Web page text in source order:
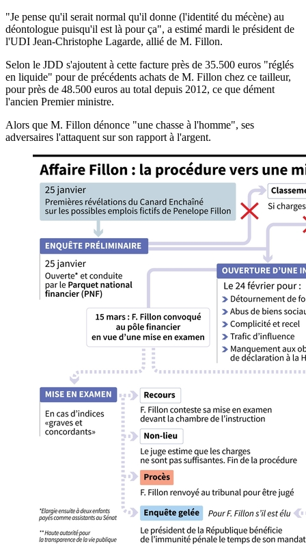
"Je pense qu'il serait normal qu'il donne (l'identité du mécène) au
déontologue puisqu'il est là pour ça", a estimé mardi le président de
l'UDI Jean-Christophe Lagarde, allié de M. Fillon.
Selon le JDD s'ajoutent à cette facture près de 35.500 euros "réglés
en liquide" pour de précédents achats de M. Fillon chez ce tailleur,
pour près de 48.500 euros au total depuis 2012, ce que dément
l'ancien Premier ministre.
Alors que M. Fillon dénonce "une chasse à l'homme", ses
adversaires l'attaquent sur son rapport à l'argent.